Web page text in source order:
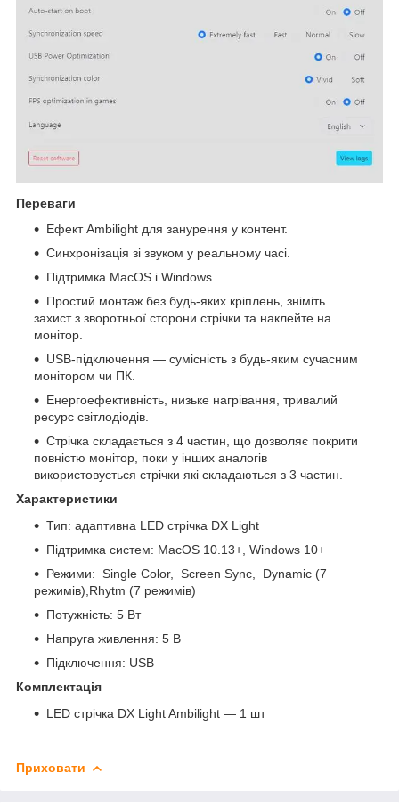
Переваги
Ефект Ambilight для занурення у контент.
Синхронізація зі звуком у реальному часі.
Підтримка MacOS і Windows.
Простий монтаж без будь-яких кріплень, зніміть
захист з зворотньої сторони стрічки та наклейте на
монітор.
USB-підключення — сумісність з будь-яким сучасним
монітором чи ПК.
Енергоефективність, низьке нагрівання, тривалий
ресурс світлодіодів.
Стрічка складається з 4 частин, що дозволяє покрити
повністю монітор, поки у інших аналогів
використовується стрічки які складаються з 3 частин.
Характеристики
Тип: адаптивна LED стрічка DX Light
Підтримка систем: MacOS 10.13+, Windows 10+
Режими: Single Color, Screen Sync, Dynamic (7
режимів),Rhytm (7 режимів)
Потужність: 5 Вт
Напруга живлення: 5 В
Підключення: USB
Комплектація
LED стрічка DX LightAmbilight — 1 шт
Приховати